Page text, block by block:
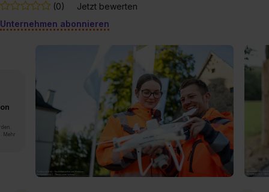
(0)
Jetzt bewerten
Unternehmen abonnieren
Mehr